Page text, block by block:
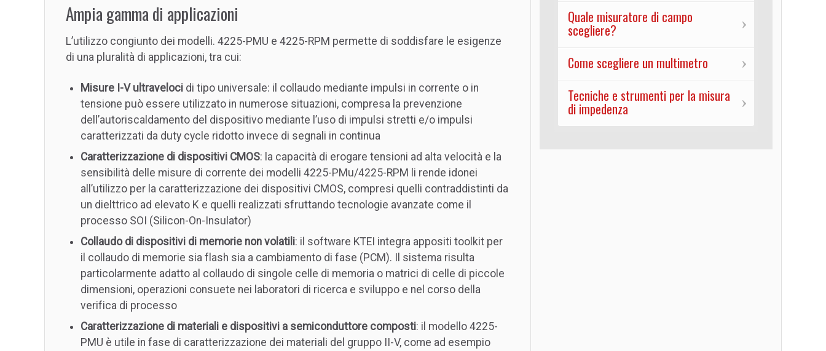
Ampia gamma di applicazioni
L’utilizzo congiunto dei modelli. 4225-PMU e 4225-RPM permette di soddisfare le esigenze
di una pluralità di applicazioni, tra cui:
Misure I-V ultraveloci di tipo universale: il collaudo mediante impulsi in corrente o in
tensione può essere utilizzato in numerose situazioni, compresa la prevenzione
dell’autoriscaldamento del dispositivo mediante l’uso di impulsi stretti e/o impulsi
caratterizzati da duty cycle ridotto invece di segnali in continua
Caratterizzazione di dispositivi CMOS: la capacità di erogare tensioni ad alta velocità e la
sensibilità delle misure di corrente dei modelli 4225-PMu/4225-RPM li rende idonei
all’utilizzo per la caratterizzazione dei dispositivi CMOS, compresi quelli contraddistinti da
un dielttrico ad elevato K e quelli realizzati sfruttando tecnologie avanzate come il
processo SOI (Silicon-On-Insulator)
Collaudo di dispositivi di memorie non volatili: il software KTEI integra appositi toolkit per
il collaudo di memorie sia flash sia a cambiamento di fase (PCM). Il sistema risulta
particolarmente adatto al collaudo di singole celle di memoria o matrici di celle di piccole
dimensioni, operazioni consuete nei laboratori di ricerca e sviluppo e nel corso della
verifica di processo
Caratterizzazione di materiali e dispositivi a semiconduttore composti: il modello 4225-
PMU è utile in fase di caratterizzazione dei materiali del gruppo II-V, come ad esempio
Quale misuratore di campo
scegliere?
Come scegliere un multimetro
Tecniche e strumenti per la misura
di impedenza